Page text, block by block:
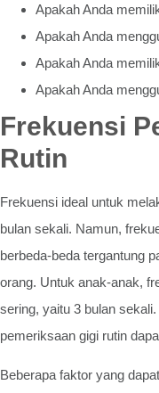
Apakah Anda
Apakah Anda
Apakah Anda
Apakah Anda
Frekuensi
Rutin
Frekuensi ideal untuk
bulan sekali. Namun,
berbeda-beda tergantung
orang. Untuk anak-anak,
sering, yaitu 3 bulan
pemeriksaan gigi rutin
Beberapa faktor yang